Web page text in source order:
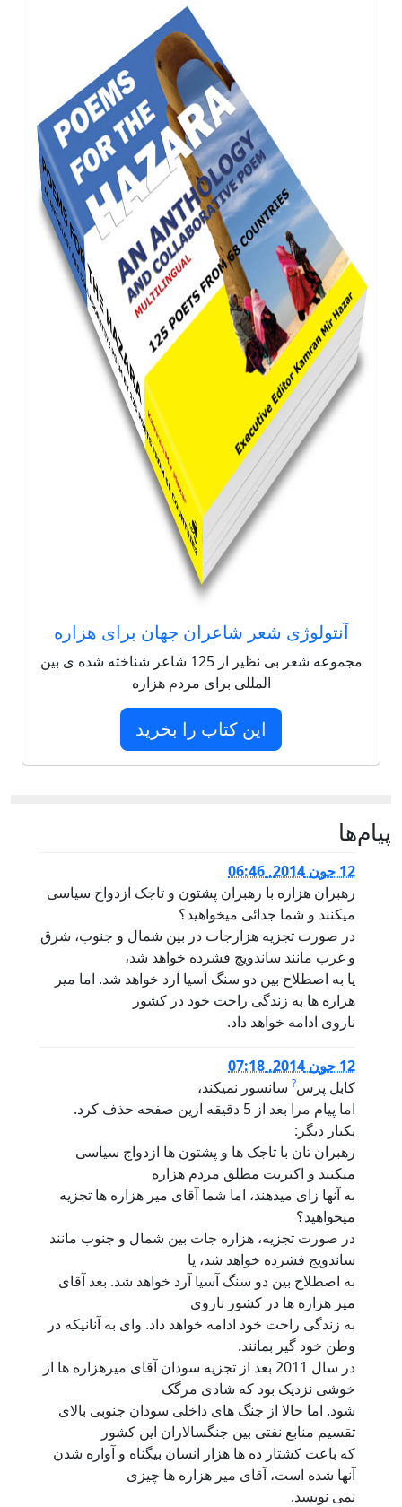
آنتولوژی شعر شاعران جهان برای هزاره
مجموعه شعر بی نظیر از 125 شاعر شناخته شده ی بین
المللی برای مردم هزاره
این کتاب را بخرید
پيام‌ها
12 جون 2014, 06:46
رهبران هزاره با رهبران پشتون و تاجک ازدواج سیاسی
میکنند و شما جدائی میخواهید؟
در صورت تجزیه هزارجات در بین شمال و جنوب، شرق
و غرب مانند ساندویچ فشرده خواهد شد،
یا به اصطلاح بین دو سنگ آسیا آرد خواهد شد. اما میر
هزاره ها به زندگی راحت خود در کشور
ناروی ادامه خواهد داد.
12 جون 2014, 07:18
کابل پرس? سانسور نمیکند،
اما پیام مرا بعد از 5 دقیقه ازین صفحه حذف کرد.
یکبار دیگر:
رهبران تان با تاجک ها و پشتون ها ازدواج سیاسی
میکنند و اکتریت مظلق مردم هزاره
به آنها زای میدهند، اما شما آقای میر هزاره ها تجزیه
میخواهید؟
در صورت تجزیه، هزاره جات بین شمال و جنوب مانند
ساندویج فشرده خواهد شد، یا
به اصطلاح بین دو سنگ آسیا آرد خواهد شد. بعد آقای
میر هزاره ها در کشور ناروی
به زندگی راحت خود ادامه خواهد داد. وای به آنانیکه در
وطن خود گیر بمانند.
در سال 2011 بعد از تجزیه سودان آقای میرهزاره ها از
خوشی نزدیک بود که شادی مرگک
شود. اما حالا از جنگ های داخلی سودان جنوبی بالای
تقسیم منابع نفتی بین جنگسالاران این کشور
که باعت کشتار ده ها هزار انسان بیگناه و آواره شدن
آنها شده است، آقای میر هزاره ها چیزی
نمی نویسد.